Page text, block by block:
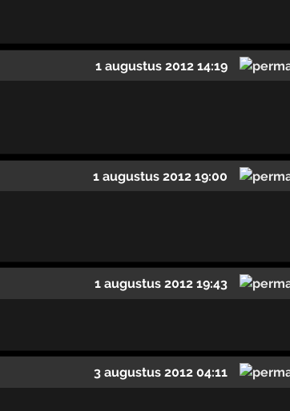
1 augustus 2012 14:19
1 augustus 2012 19:00
1 augustus 2012 19:43
3 augustus 2012 04:11